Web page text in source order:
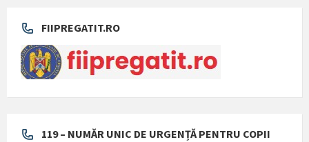
FIIPREGATIT.RO
119 – NUMĂR UNIC DE URGENȚĂ PENTRU COPII